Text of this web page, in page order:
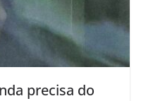
precisa do